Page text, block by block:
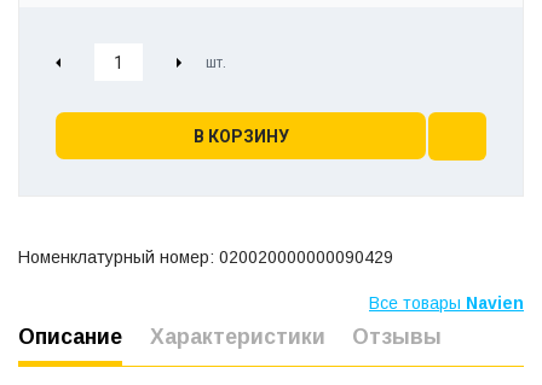
В КОРЗИНУ
Номенклатурный номер: 020020000000090429
Все товары Navien
Описание Характеристики Отзывы